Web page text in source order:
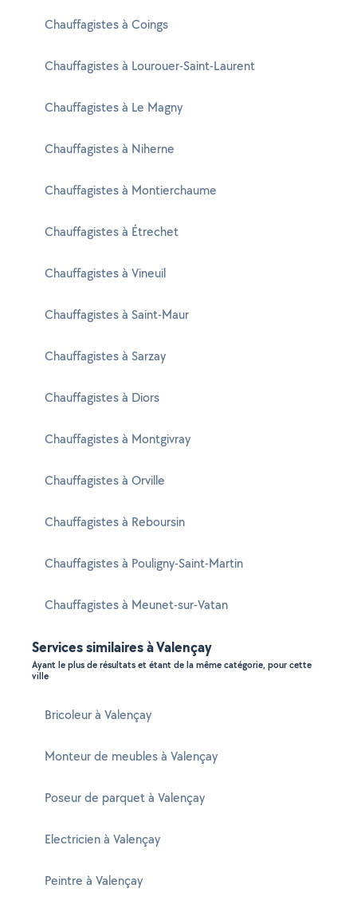
Chauffagistes à Coings
Chauffagistes à Lourouer-Saint-Laurent
Chauffagistes à Le Magny
Chauffagistes à Niherne
Chauffagistes à Montierchaume
Chauffagistes à Étrechet
Chauffagistes à Vineuil
Chauffagistes à Saint-Maur
Chauffagistes à Sarzay
Chauffagistes à Diors
Chauffagistes à Montgivray
Chauffagistes à Orville
Chauffagistes à Reboursin
Chauffagistes à Pouligny-Saint-Martin
Chauffagistes à Meunet-sur-Vatan
Services similaires à Valençay
Ayant le plus de résultats et étant de la même catégorie, pour cette
ville
Bricoleur à Valençay
Monteur de meubles à Valençay
Poseur de parquet à Valençay
Electricien à Valençay
Peintre à Valençay